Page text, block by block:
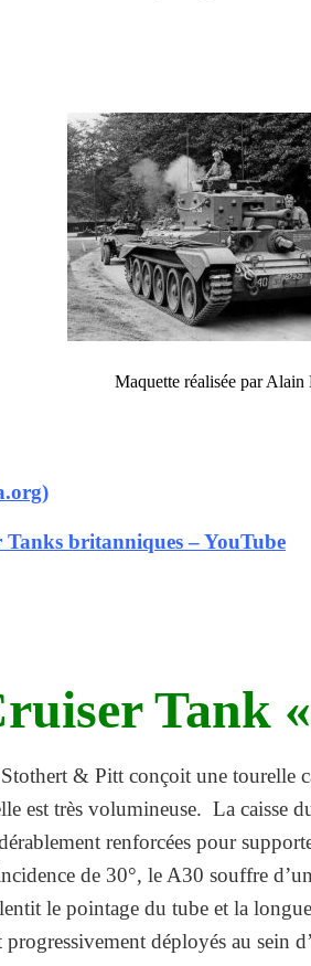
Maquette réalisée par
britanniques – YouTube
Tank
& Pitt conçoit une tourelle
est très volumineuse. La caisse
renforcées pour
de 30°, le A30 souffre
le pointage du tube et la
déployés au sein